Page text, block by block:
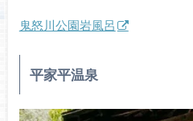
鬼怒川公園岩風呂
平家平温泉